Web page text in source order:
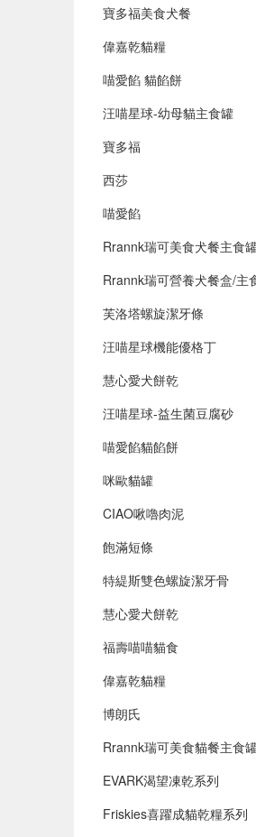
寶多福美食犬餐
偉嘉乾貓糧
喵愛餡 貓餡餅
汪喵星球-幼母貓主食罐
寶多福
西莎
喵愛餡
Rrannk瑞可美食犬餐主食
Rrannk瑞可營養犬餐盒/主
芙洛塔螺旋潔牙條
汪喵星球機能優格丁
慧心愛犬餅乾
汪喵星球-益生菌豆腐砂
喵愛餡貓餡餅
咪歐貓罐
CIAO啾嚕肉泥
飽滿短條
特緹斯雙色螺旋潔牙骨
慧心愛犬餅乾
福壽喵喵貓食
偉嘉乾貓糧
博朗氏
Rrannk瑞可美食貓餐主食
EVARK渴望凍乾系列
Friskies喜躍成貓乾糧系列